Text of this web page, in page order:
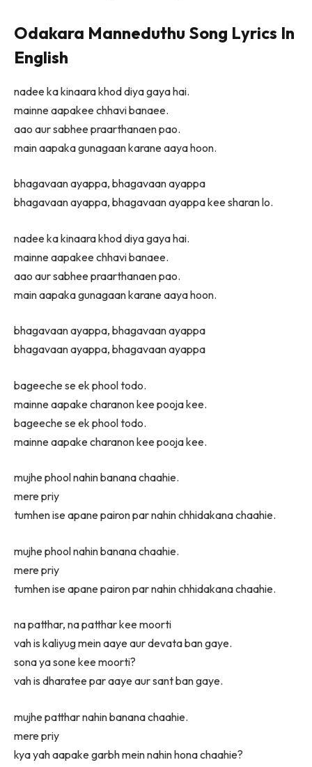
Odakara Manneduthu Song Lyrics In
English
nadee ka kinaara khod diya gaya hai.
mainne aapakee chhavi banaee.
aao aur sabhee praarthanaen pao.
main aapaka gunagaan karane aaya hoon.
bhagavaan ayappa, bhagavaan ayappa
bhagavaan ayappa, bhagavaan ayappa kee sharan lo.
nadee ka kinaara khod diya gaya hai.
mainne aapakee chhavi banaee.
aao aur sabhee praarthanaen pao.
main aapaka gunagaan karane aaya hoon.
bhagavaan ayappa, bhagavaan ayappa
bhagavaan ayappa, bhagavaan ayappa
bageeche se ek phool todo.
mainne aapake charanon kee pooja kee.
bageeche se ek phool todo.
mainne aapake charanon kee pooja kee.
mujhe phool nahin banana chaahie.
mere priy
tumhen ise apane pairon par nahin chhidakana chaahie.
mujhe phool nahin banana chaahie.
mere priy
tumhen ise apane pairon par nahin chhidakana chaahie.
na patthar, na patthar kee moorti
vah is kaliyug mein aaye aur devata ban gaye.
sona ya sone kee moorti?
vah is dharatee par aaye aur sant ban gaye.
mujhe patthar nahin banana chaahie.
mere priy
kya yah aapake garbh mein nahin hona chaahie?